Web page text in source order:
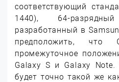
соответствующий
1440), 64-разрядный
разработанный в
предположить, что
промежуточное
Galaxy S и Galaxy
будет точно такой же